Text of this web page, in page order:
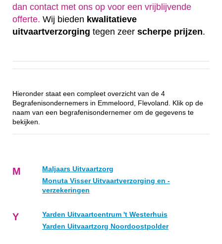
dan contact met ons op voor een vrijblijvende
offerte‎. Wij bieden kwalitatieve
uitvaartverzorging tegen zeer scherpe prijzen.
Hieronder staat een compleet overzicht van de 4
Begrafenisondernemers in Emmeloord, Flevoland. Klik op de
naam van een begrafenisondernemer om de gegevens te
bekijken.
M
Maljaars Uitvaartzorg
Monuta Visser Uitvaartverzorging en -
verzekeringen
Y
Yarden Uitvaartcentrum 't Westerhuis
Yarden Uitvaartzorg Noordoostpolder